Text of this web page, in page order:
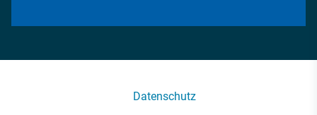
Datenschutz